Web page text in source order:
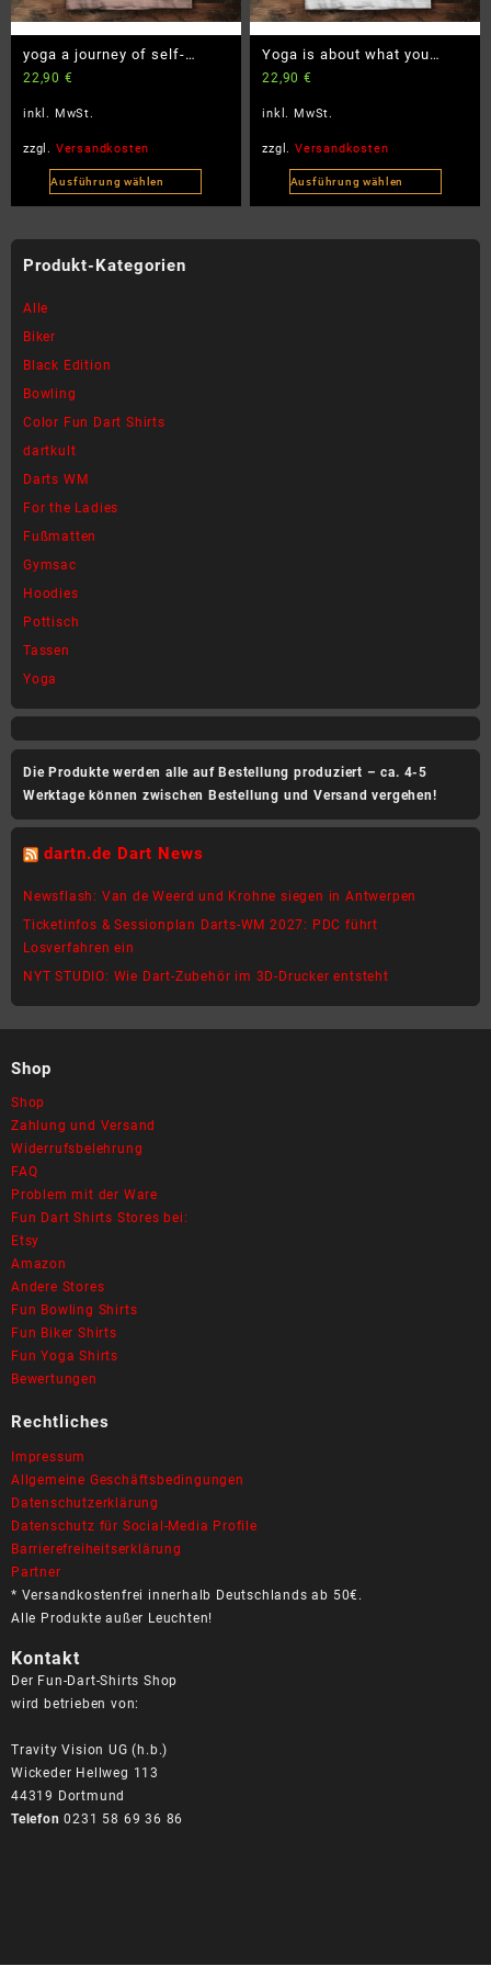
der
Produktseite
gewählt
werden
der
Produktseite
gewählt
werden
yoga a journey of self-
discovery and self-love –
Damen Premium Bio T-Shirt
22,90 €
inkl. MwSt.
zzgl. Versandkosten
Ausführung wählen
Dieses
mehrere
Die
Optionen
können
Produktseite
gewählt
werden
Yoga is about what you
learn – Damen Premium Bio
T-Shirt
22,90€
inkl. MwSt.
zzgl.Versandkosten
Ausführung wählen
Dieses
Produkt-Kategorien
Alle
Biker
Black Edition
Bowling
Color Fun Dart Shirts
dartkult
Darts WM
For the Ladies
Fußmatten
Gymsac
Hoodies
Pottisch
Tassen
Yoga
Die Produkte werden alle auf Bestellung produziert – ca. 4-5
Werktage können zwischen Bestellung und Versand vergehen!
dartn.de Dart News
Newsflash: Van de Weerd und Krohne siegen in Antwerpen
Ticketinfos & Sessionplan Darts-WM 2027: PDC führt
Losverfahren ein
NYT STUDIO: Wie Dart-Zubehör im 3D-Drucker entsteht
Shop
Shop
Zahlung und Versand
Widerrufsbelehrung
FAQ
Problem mit der Ware
Fun Dart Shirts Stores bei:
Etsy
Amazon
Andere Stores
Fun Bowling Shirts
Fun Biker Shirts
Fun Yoga Shirts
Bewertungen
Rechtliches
Impressum
Allgemeine Geschäftsbedingungen
Datenschutzerklärung
Datenschutz für Social-Media Profile
Barrierefreiheitserklärung
Partner
* Versandkostenfrei innerhalb Deutschlands ab 50€.
Alle Produkte außer Leuchten!
Kontakt
Der Fun-Dart-Shirts Shop
wird betrieben von:
Travity Vision UG (h.b.)
Wickeder Hellweg 113
44319 Dortmund
Telefon 0231 58 69 36 86